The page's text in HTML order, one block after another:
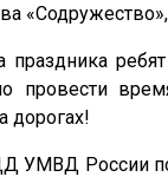
праздника
провести
дорогах!
УМВД России